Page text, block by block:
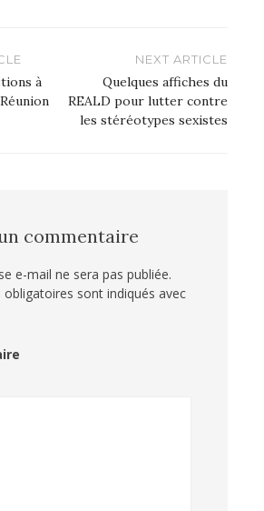
à
NEXT ARTICLE
Quelques affiches du
REALD pour lutter contre
les stéréotypes sexistes
commentaire
e-mail ne sera pas publiée.
obligatoires sont indiqués avec